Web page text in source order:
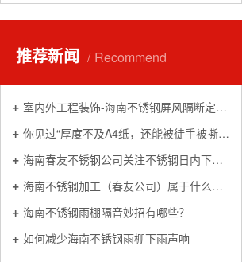
推荐新闻 Recommend
室内外工程装饰-海南不锈钢屏风隔断定制加工厂家
你见过“厚度不及A4纸，还能被徒手被撕碎”的不锈钢吗
海南春友不锈钢公司关注不锈钢日内下跌0.17% 机构称不锈钢上下驱动有限，关注低多机会
海南不锈钢加工（春友公司）属于什么行业
海南不锈钢雨棚隔音妙招有哪些？
如何减少海南不锈钢雨棚下雨声响